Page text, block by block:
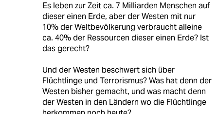
Es leben zur Zeit ca. 7 Milliarden Menschen auf
dieser einen Erde, aber der Westen mit nur
10% der Weltbevölkerung verbraucht alleine
ca. 40% der Ressourcen dieser einen Erde? Ist
das gerecht?
Und der Westen beschwert sich über
Flüchtlinge und Terrorismus? Was hat denn der
Westen bisher gemacht, und was macht denn
der Westen in den Ländern wo die Flüchtlinge